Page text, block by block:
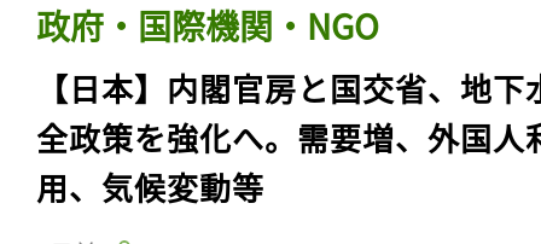
政府・国際機関・NGO
【日本】内閣官房と国交省、地下
全政策を強化へ。需要増、外国人
用、気候変動等